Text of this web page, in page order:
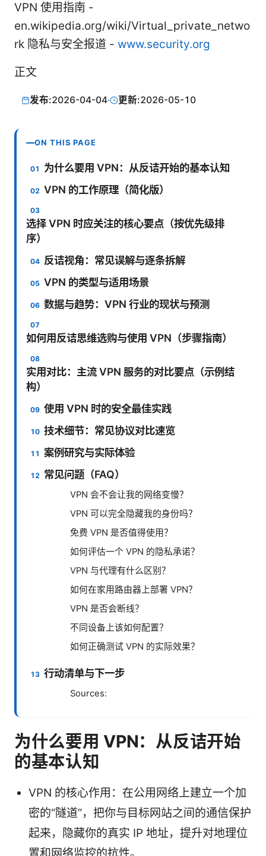
VPN 使用指南 -
en.wikipedia.org/wiki/Virtual_private_netwo
rk 隐私与安全报道 - www.security.org
正文
发布:2026-04-04· 更新:2026-05-10
ON THIS PAGE
为什么要用 VPN：从反诘开始的基本认知
VPN 的工作原理（简化版）
选择 VPN 时应关注的核心要点（按优先级排
序）
反诘视角：常见误解与逐条拆解
VPN 的类型与适用场景
数据与趋势：VPN 行业的现状与预测
如何用反诘思维选购与使用 VPN（步骤指南）
实用对比：主流 VPN 服务的对比要点（示例结
构）
使用 VPN 时的安全最佳实践
技术细节：常见协议对比速览
案例研究与实际体验
常见问题（FAQ）
VPN 会不会让我的网络变慢？
VPN 可以完全隐藏我的身份吗？
免费 VPN 是否值得使用？
如何评估一个 VPN 的隐私承诺？
VPN 与代理有什么区别？
如何在家用路由器上部署 VPN？
VPN 是否会断线？
不同设备上该如何配置？
如何正确测试 VPN 的实际效果？
行动清单与下一步
Sources:
为什么要用 VPN：从反诘开始
的基本认知
VPN 的核心作用：在公用网络上建立一个加
密的“隧道”，把你与目标网站之间的通信保护
起来，隐藏你的真实 IP 地址，提升对地理位